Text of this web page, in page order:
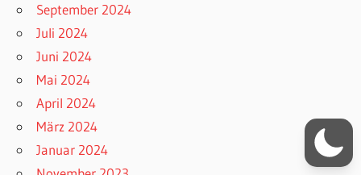
September 2024
Juli 2024
Juni 2024
Mai 2024
April 2024
März 2024
Januar 2024